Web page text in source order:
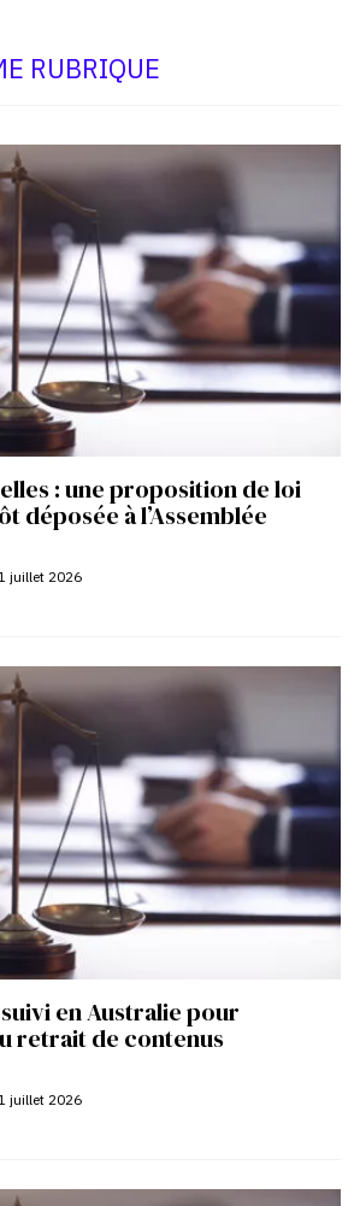
RUBRIQUE
: une proposition de loi
déposée à l’Assemblée
juillet 2026
en Australie pour
retrait de contenus
juillet 2026